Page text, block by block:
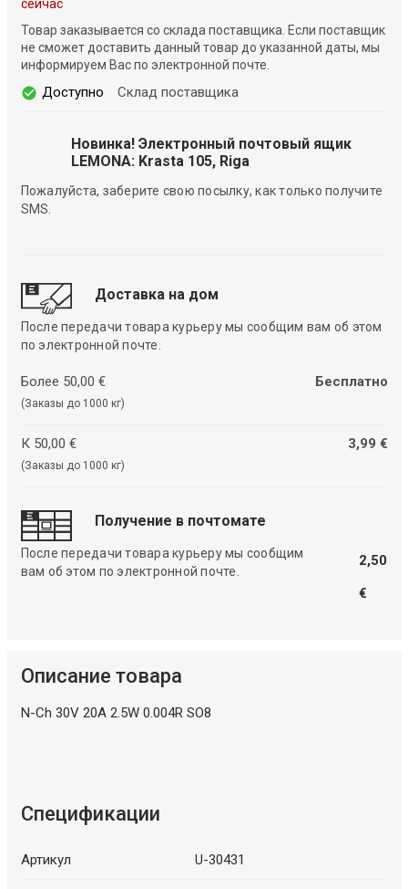
сейчас
Товар заказывается со склада поставщика. Если поставщик
не сможет доставить данный товар до указанной даты, мы
информируем Вас по электронной почте.
Доступно Склад поставщика
Новинка! Электронный почтовый ящик
LEMONA: Krasta 105, Riga
Пожалуйста, заберите свою посылку, как только получите
SMS.
Доставка на дом
После передачи товара курьеру мы сообщим вам об этом
по электронной почте.
Более 50,00 €
(Заказы до 1000 кг)
Бесплатно
К 50,00 €
(Заказы до 1000 кг)
3,99 €
Получение в почтомате
После передачи товара курьеру мы сообщим
вам об этом по электронной почте.
2,50
€
Описание товара
N-Ch 30V 20A 2.5W 0.004R SO8
Спецификации
Артикул U-30431